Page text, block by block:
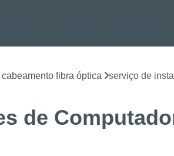
LPR para CFTV
Licença
Alarme de Incêndio BOSCH Curitiba
fibra óptica serviço de
de